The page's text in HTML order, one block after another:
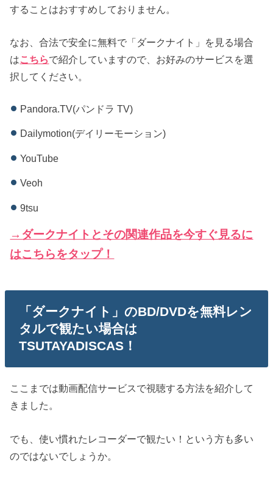
することはおすすめしておりません。
なお、合法で安全に無料で「ダークナイト」を見る場合
はこちらで紹介していますので、お好みのサービスを選
択してください。
Pandora.TV(パンドラ TV)
Dailymotion(デイリーモーション)
YouTube
Veoh
9tsu
→ダークナイトとその関連作品を今すぐ見るに
はこちらをタップ！
「ダークナイト」のBD/DVDを無料レン
タルで観たい場合は
TSUTAYADISCAS！
ここまでは動画配信サービスで視聴する方法を紹介して
きました。
でも、使い慣れたレコーダーで観たい！という方も多い
のではないでしょうか。